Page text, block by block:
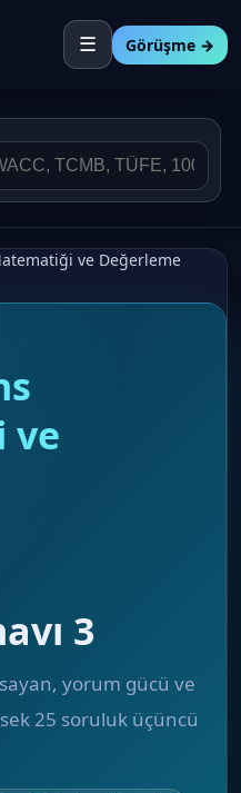
☰ Görüşme →
ve Değerleme
ve
3
yorum gücü ve
25 soruluk üçüncü